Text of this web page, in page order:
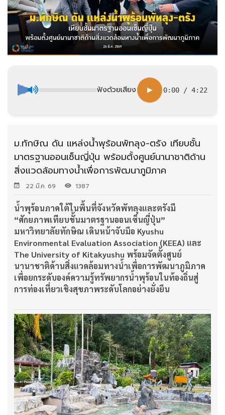
ฟังด้วยเสียง ▶ 0:00 / 4:22
ม.ทักษิณ ดัน แหล่งน้ำพุร้อนพัทลุง-ตรัง เทียบชั้น
มาตรฐานออนเซ็นญี่ปุ่น พร้อมตั้งศูนย์นานาชาติด้าน
สิ่งแวดล้อมทางน้ำเพื่อการพัฒนาภูมิภาค
22 มี.ค. 69 1387
น้ำพุร้อนภาคใต้ในพื้นที่จังหวัดพัทลุงและตรังมี
“ศักยภาพเทียบชั้นมาตรฐานออนเซ็นญี่ปุ่น”
มหาวิทยาลัยทักษิณ เดินหน้าจับมือ Kyushu
Environmental Evaluation Association (KEEA) และ
The University of Kitakyushu พร้อมจัดตั้งศูนย์
นานาชาติด้านสิ่งแวดล้อมทางน้ำเพื่อการพัฒนาภูมิภาค
เพื่อยกระดับองค์ความรู้ทรัพยากรน้ำพุร้อนในท้องถิ่นสู่
การท่องเที่ยวเชิงสุขภาพระดับโลกอย่างยั่งยืน